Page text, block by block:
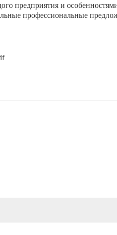
предприятия и
профессиональные